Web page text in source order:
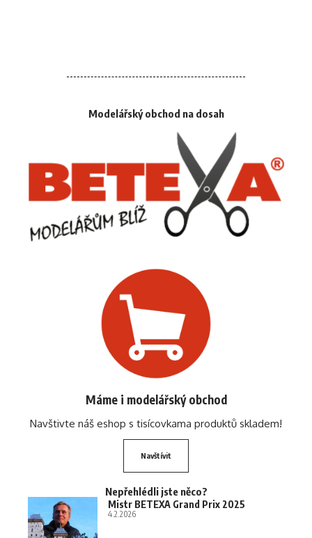
Modelářský obchod na dosah
Máme i modelářský obchod
Navštivte náš eshop s tisícovkama produktů skladem!
Navštívit
Nepřehlédli jste něco?
Mistr BETEXA Grand Prix 2025
4.2.2026